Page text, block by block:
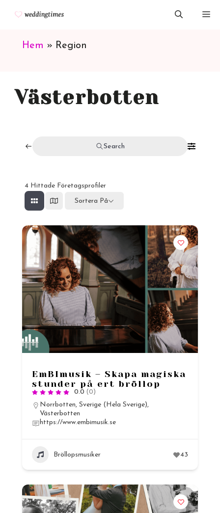
Hem » Region
Västerbotten
Search
4 Hittade Företagsprofiler
Sortera På
EmBImusik – Skapa magiska
stunder på ert bröllop
0.0 (0)
Norrbotten, Sverige (Hela Sverige),
Västerbotten
https://www.embimusik.se
Bröllopsmusiker 43